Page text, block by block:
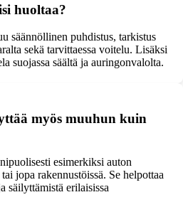
huoltaa?
säännöllinen puhdistus, tarkistus
sekä tarvittaessa voitelu. Lisäksi
suojassa säältä ja auringonvalolta.
myös muuhun kuin
esimerkiksi auton
jopa rakennustöissä. Se helpottaa
säilyttämistä erilaisissa